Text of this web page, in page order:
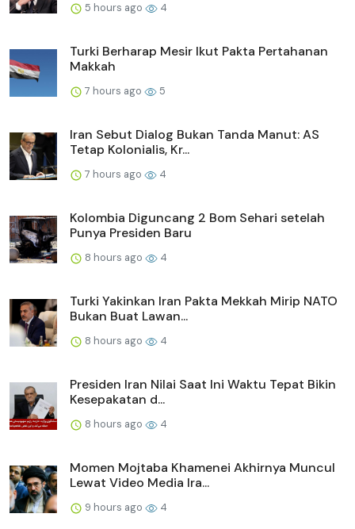
5 hours ago 4
Turki Berharap Mesir Ikut Pakta Pertahanan
Makkah
7 hours ago 5
Iran Sebut Dialog Bukan Tanda Manut: AS
Tetap Kolonialis, Kr...
7 hours ago 4
Kolombia Diguncang 2 Bom Sehari setelah
Punya Presiden Baru
8 hours ago 4
Turki Yakinkan Iran Pakta Mekkah Mirip NATO
Bukan Buat Lawan...
8 hours ago 4
Presiden Iran Nilai Saat Ini Waktu Tepat Bikin
Kesepakatan d...
8 hours ago 4
Momen Mojtaba Khamenei Akhirnya Muncul
Lewat Video Media Ira...
9 hours ago 4